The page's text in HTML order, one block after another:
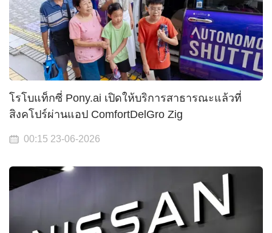
โรโบแท็กซี่ Pony.ai เปิดให้บริการสาธารณะแล้วที่
สิงคโปร์ผ่านแอป ComfortDelGro Zig
00:15 23-06-2026